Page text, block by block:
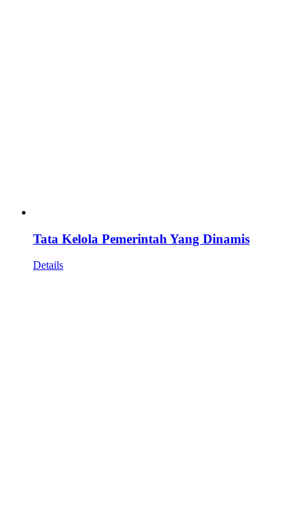
Tata Kelola Pemerintah Yang Dinamis
Details